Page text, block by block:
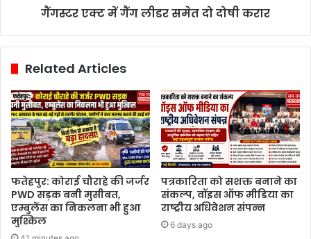
गैंगस्टर एक्ट में गैंग लीडर समेत दो दोषी करार
Related Articles
फतेहपुर: कोराई चौराहे की जर्जर
PWD सड़क बनी मुसीबत,
एम्बुलेंस का निकलना भी हुआ
मुश्किल
पत्रकारिता को सशक्त बनाने का
संकल्प, वॉइस ऑफ मीडिया का
राष्ट्रीय अधिवेशन संपन्न
6 days ago